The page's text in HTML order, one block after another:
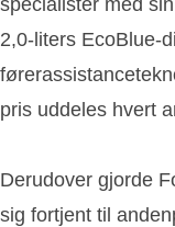
2,0-liters EcoBlue-
pris uddeles hvert
Derudover gjorde
sig fortjent til